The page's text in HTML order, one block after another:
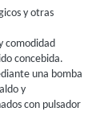
y otras
comodidad
concebida.
una bomba
y
con pulsador